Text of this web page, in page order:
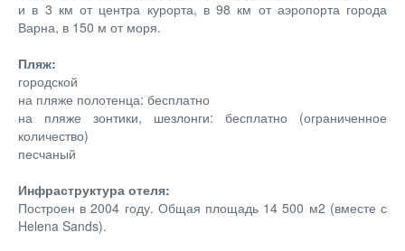
и в 3 км от центра курорта, в 98 км от аэропорта города
Варна, в 150 м от моря.
Пляж:
городской
на пляже полотенца: бесплатно
на пляже зонтики, шезлонги: бесплатно (ограниченное
количество)
песчаный
Инфраструктура отеля:
Построен в 2004 году. Общая площадь 14 500 м2 (вместе с
Helena Sands).